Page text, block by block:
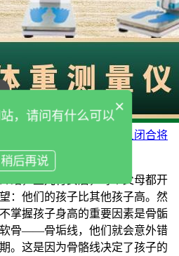
品牌提示孩子骨骺线一旦闭合将
绍，生儿育女后，每个父母都开
：他们的孩子比其他孩子高。然
掌握孩子身高的重要因素是骨骺
骨——骨垢线，他们就会意外错
。这是因为骨骼线决定了孩子的
×
，请问有什么可以
稍后再说